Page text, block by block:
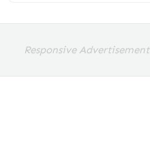
Responsive Advertisement